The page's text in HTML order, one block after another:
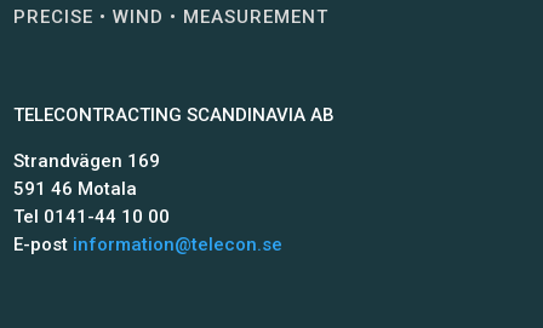
PRECISE • WIND • MEASUREMENT
TELECONTRACTING SCANDINAVIA AB
Strandvägen 169
591 46 Motala
Tel 0141-44 10 00
E-post information@telecon.se